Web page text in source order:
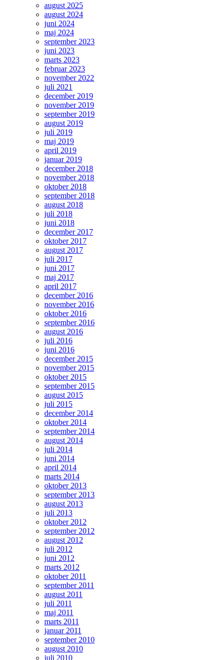
august 2025
august 2024
juni 2024
maj 2024
september 2023
juni 2023
marts 2023
februar 2023
november 2022
juli 2021
december 2019
november 2019
september 2019
august 2019
juli 2019
maj 2019
april 2019
januar 2019
december 2018
november 2018
oktober 2018
september 2018
august 2018
juli 2018
juni 2018
december 2017
oktober 2017
august 2017
juli 2017
juni 2017
maj 2017
april 2017
december 2016
november 2016
oktober 2016
september 2016
august 2016
juli 2016
juni 2016
december 2015
november 2015
oktober 2015
september 2015
august 2015
juli 2015
december 2014
oktober 2014
september 2014
august 2014
juli 2014
juni 2014
april 2014
marts 2014
oktober 2013
september 2013
august 2013
juli 2013
oktober 2012
september 2012
august 2012
juli 2012
juni 2012
marts 2012
oktober 2011
september 2011
august 2011
juli 2011
maj 2011
marts 2011
januar 2011
september 2010
august 2010
juli 2010